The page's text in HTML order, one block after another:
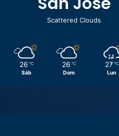
Scattered Clouds
26 ℃
Sáb
26 ℃
Dom
27 ℃
Lun